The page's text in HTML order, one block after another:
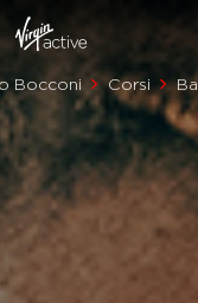
Bocconi Corsi